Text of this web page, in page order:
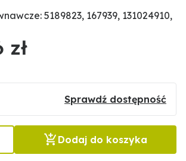
5189823, 167939, 131024910,
zł
Sprawdź dostępność
Dodaj do koszyka